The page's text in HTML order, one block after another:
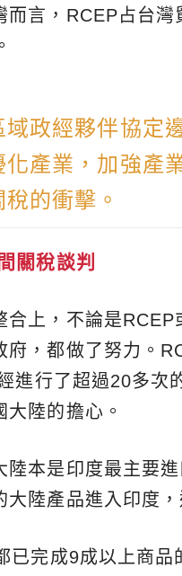
而言，RCEP占台
政經夥伴協定
產業，加強產
的衝擊。
關稅談判
合上，不論是
府，都做了努力。
進行了超過20多次
陸的擔心。
陸本是印度最主要
陸產品進入印度，
已完成9成以上商